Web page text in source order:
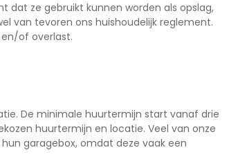
dat ze gebruikt kunnen worden als opslag,
van tevoren ons huishoudelijk reglement.
of overlast.
De minimale huurtermijn start vanaf drie
huurtermijn en locatie. Veel van onze
garagebox, omdat deze vaak een